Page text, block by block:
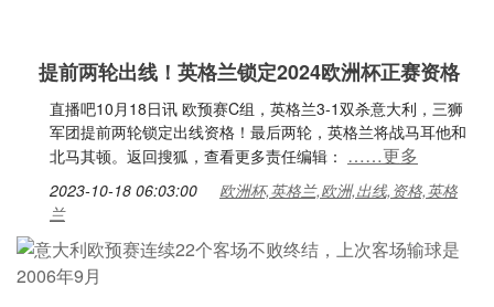
提前两轮出线！英格兰锁定2024欧洲杯正赛资格
直播吧10月18日讯 欧预赛C组，英格兰3-1双杀意大利，三狮
军团提前两轮锁定出线资格！最后两轮，英格兰将战马耳他和
北马其顿。返回搜狐，查看更多责任编辑： ……更多
2023-10-18 06:03:00
欧洲杯,英格兰,欧洲,出线,资格,英格
兰